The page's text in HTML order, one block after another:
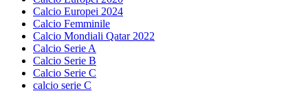
Calcio Europei 2024
Calcio Femminile
Calcio Mondiali Qatar 2022
Calcio Serie A
Calcio Serie B
Calcio Serie C
calcio serie C